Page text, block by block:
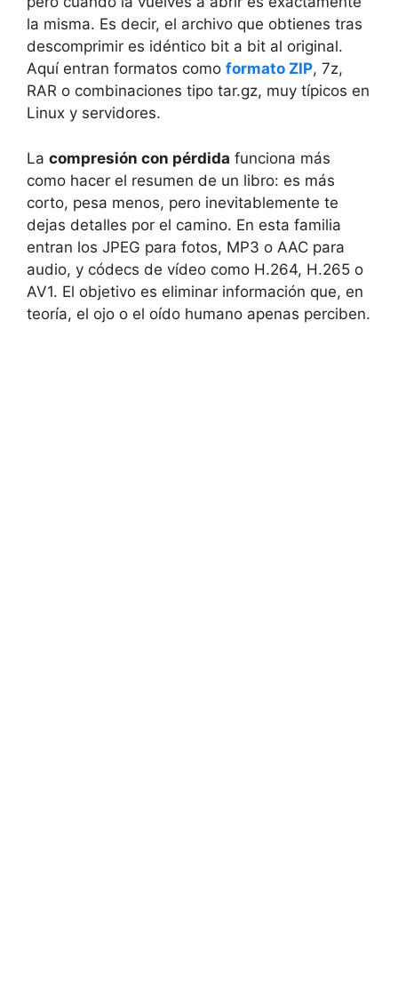
la misma. Es decir, el archivo que obtienes tras
descomprimir es idéntico bit a bit al original.
Aquí entran formatos como formato ZIP, 7z,
RAR o combinaciones tipo tar.gz, muy típicos en
Linux y servidores.
La compresión con pérdida funciona más
como hacer el resumen de un libro: es más
corto, pesa menos, pero inevitablemente te
dejas detalles por el camino. En esta familia
entran los JPEG para fotos, MP3 o AAC para
audio, y códecs de vídeo como H.264, H.265 o
AV1. El objetivo es eliminar información que, en
teoría, el ojo o el oído humano apenas perciben.